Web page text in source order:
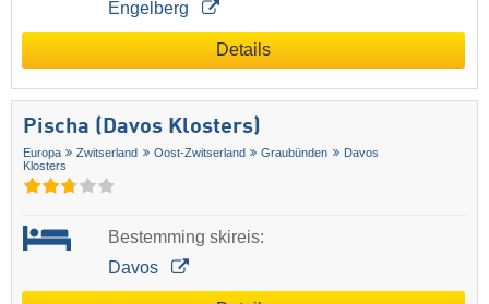
Engelberg
Details
Pischa (Davos Klosters)
Europa Zwitserland Oost-Zwitserland Graubünden
Davos
Klosters
Bestemming skireis:
Davos